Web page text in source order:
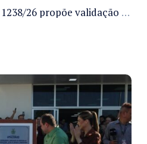
Projeto de Lei 1238/26 propõe validação automática do Cadastro Ambiental Rural para imóveis de até quatro módulos fiscais